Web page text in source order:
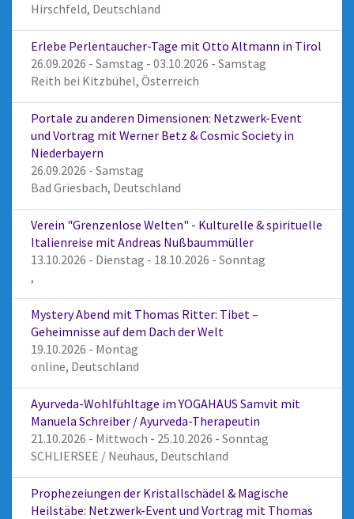
Hirschfeld, Deutschland
Erlebe Perlentaucher-Tage mit Otto Altmann in Tirol
26.09.2026 - Samstag - 03.10.2026 - Samstag
Reith bei Kitzbühel, Österreich
Portale zu anderen Dimensionen: Netzwerk-Event
und Vortrag mit Werner Betz & Cosmic Society in
Niederbayern
26.09.2026 - Samstag
Bad Griesbach, Deutschland
Verein "Grenzenlose Welten" - Kulturelle & spirituelle
Italienreise mit Andreas Nußbaummüller
13.10.2026 - Dienstag - 18.10.2026 - Sonntag
,
Mystery Abend mit Thomas Ritter: Tibet –
Geheimnisse auf dem Dach der Welt
19.10.2026 - Montag
online, Deutschland
Ayurveda-Wohlfühltage im YOGAHAUS Samvit mit
Manuela Schreiber / Ayurveda-Therapeutin
21.10.2026 - Mittwoch - 25.10.2026 - Sonntag
SCHLIERSEE / Neuhaus, Deutschland
Prophezeiungen der Kristallschädel & Magische
Heilstäbe: Netzwerk-Event und Vortrag mit Thomas